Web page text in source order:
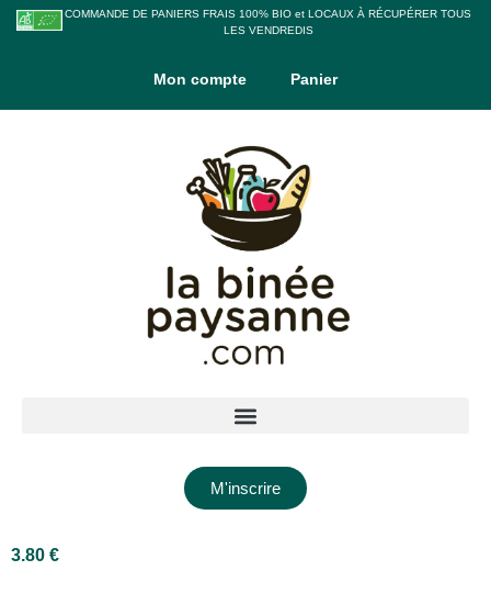
COMMANDE DE PANIERS FRAIS 100% BIO et LOCAUX À RÉCUPÉRER TOUS
LES VENDREDIS
Mon compte Panier
M'inscrire
3.80 €